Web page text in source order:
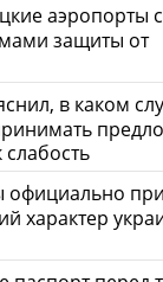
аэропорты
защиты от
в каком
слабость
официально
характер